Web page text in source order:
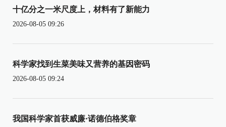
十亿分之一米尺度上，材料有了新能力
2026-08-05 09:26
科学家找到生菜美味又营养的基因密码
2026-08-05 09:24
我国科学家首获威廉·诺德伯格奖章